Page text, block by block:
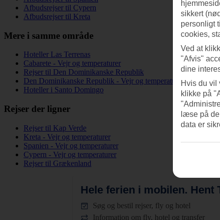
Afbudsrejser til Cypern
Afbudsrejser til Kreta
Mere i samme område
Hoteller Las Terrenas
Cabarete - Vejr og temperaturer
Rejser til Den Dominikanske Republik
Den Dominikanske Republik - Vejr og temperaturer
Hoteller i Santo Domingo
Rejser der ligner
Rejser til Kap Verde
Kreta - Vejr og temperaturer
Spanien - Vejr og temperaturer
Cypern - Vejr og temperaturer
Rejser til Grækenland
Hele ferien i mobilen. Hent
Søg og bestil rejser, fly og hotel
Information om fly, hotel og transfer
sikkert
personligt
cookies,
Ved at
"Afvis"
dine
Hvis du vil
klikke på
læse på
data er